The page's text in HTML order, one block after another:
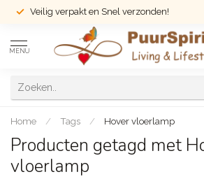
Veilig verpakt en Snel verzonden!
MENU
Home / Tags / Hover vloerlamp
Producten getagd met
vloerlamp